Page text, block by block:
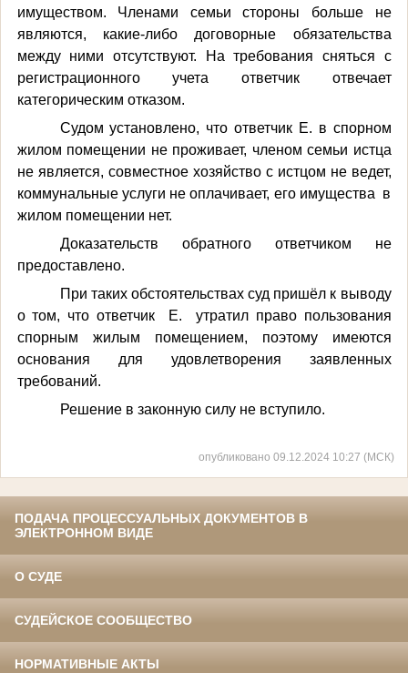
имуществом. Членами семьи стороны больше не
являются, какие-либо договорные обязательства
между ними отсутствуют. На требования сняться с
регистрационного учета ответчик отвечает
категорическим отказом.
Судом установлено, что ответчик Е. в спорном
жилом помещении не проживает, членом семьи истца
не является, совместное хозяйство с истцом не ведет,
коммунальные услуги не оплачивает, его имущества в
жилом помещении нет.
Доказательств обратного ответчиком не
предоставлено.
При таких обстоятельствах суд пришёл к выводу
о том, что ответчик Е. утратил право пользования
спорным жилым помещением, поэтому имеются
основания для удовлетворения заявленных
требований.
Решение в законную силу не вступило.
опубликовано 09.12.2024 10:27 (МСК)
ПОДАЧА ПРОЦЕССУАЛЬНЫХ ДОКУМЕНТОВ В
ЭЛЕКТРОННОМ ВИДЕ
О СУДЕ
СУДЕЙСКОЕ СООБЩЕСТВО
НОРМАТИВНЫЕ АКТЫ